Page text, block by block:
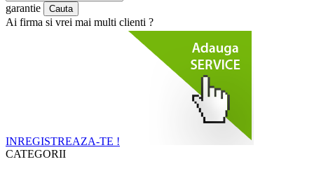
garantie
Ai firma si vrei mai multi clienti ?
INREGISTREAZA-TE !
CATEGORII